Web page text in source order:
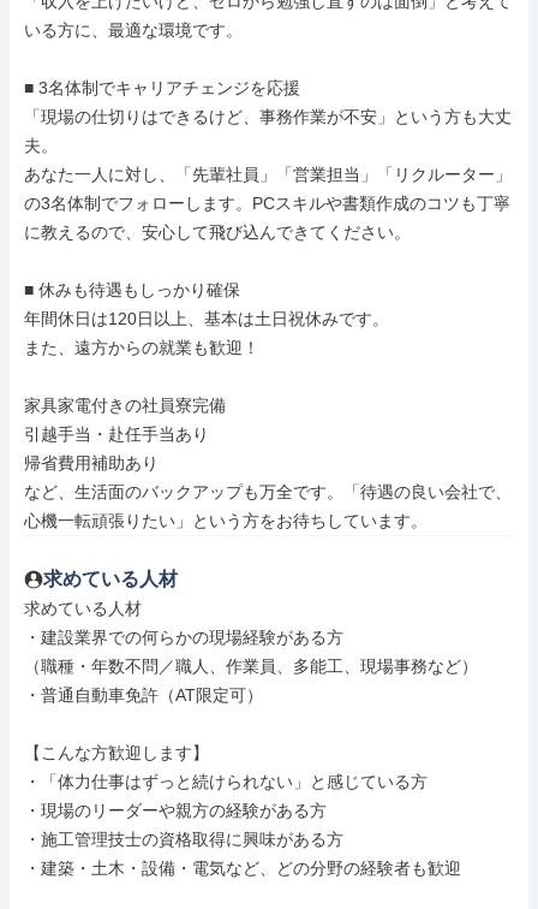
いる方に、最適な環境です。
■ 3名体制でキャリアチェンジを応援
「現場の仕切りはできるけど、事務作業が不安」という方も大丈
夫。
あなた一人に対し、「先輩社員」「営業担当」「リクルーター」
の3名体制でフォローします。PCスキルや書類作成のコツも丁寧
に教えるので、安心して飛び込んできてください。
■ 休みも待遇もしっかり確保
年間休日は120日以上、基本は土日祝休みです。
また、遠方からの就業も歓迎！
家具家電付きの社員寮完備
引越手当・赴任手当あり
帰省費用補助あり
など、生活面のバックアップも万全です。「待遇の良い会社で、
心機一転頑張りたい」という方をお待ちしています。
求めている人材
求めている人材
・建設業界での何らかの現場経験がある方
（職種・年数不問／職人、作業員、多能工、現場事務など）
・普通自動車免許（AT限定可）
【こんな方歓迎します】
・「体力仕事はずっと続けられない」と感じている方
・現場のリーダーや親方の経験がある方
・施工管理技士の資格取得に興味がある方
・建築・土木・設備・電気など、どの分野の経験者も歓迎